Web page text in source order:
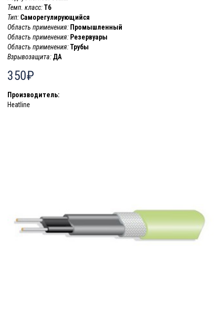
Темп. класс:T6
Тип: Саморегулирующийся
Область применения: Промышленный
Область применения: Резервуары
Область применения:Трубы
Взрывозащита: ДА
350₽
Производитель:
Heatline